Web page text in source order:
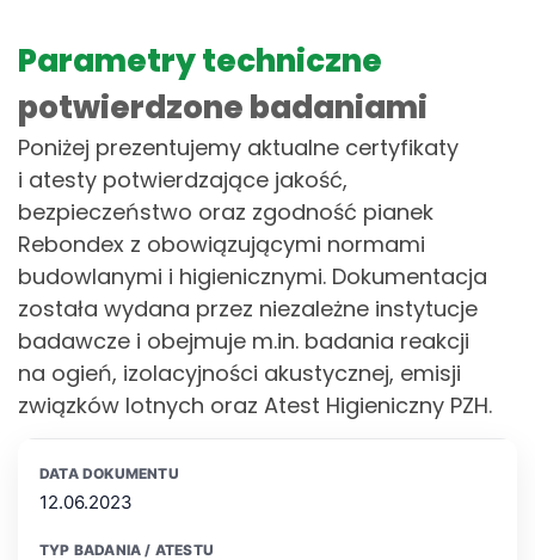
Parametry techniczne
potwierdzone badaniami
Poniżej prezentujemy aktualne certyfikaty
i atesty potwierdzające jakość,
bezpieczeństwo oraz zgodność pianek
Rebondex z obowiązującymi normami
budowlanymi i higienicznymi. Dokumentacja
została wydana przez niezależne instytucje
badawcze i obejmuje m.in. badania reakcji
na ogień, izolacyjności akustycznej, emisji
związków lotnych oraz Atest Higieniczny PZH.
12.06.2023